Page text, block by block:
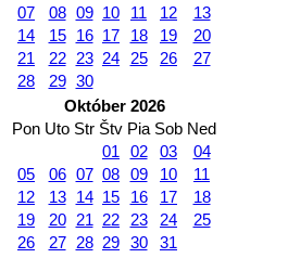
07
08 09 10 11 12
13
14
15 16 17 18 19
20
21
22 23 24 25 26
27
28
29 30
Október 2026
Pon Uto Str Štv Pia Sob Ned
01
02 03
04
05
06 07 08 09 10
11
12
13 14 15 16 17
18
19
20 21 22 23 24
25
26
27 28 29 30 31